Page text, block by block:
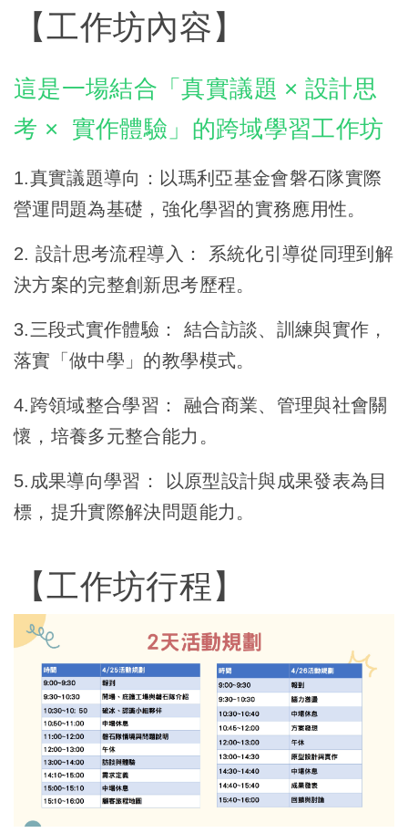
【工作坊內容】
這是一場結合「真實議題 × 設計思
考 × 實作體驗」的跨域學習工作坊
1.真實議題導向：以瑪利亞基金會磐石隊實際
營運問題為基礎，強化學習的實務應用性。
2. 設計思考流程導入： 系統化引導從同理到解
決方案的完整創新思考歷程。
3.三段式實作體驗： 結合訪談、訓練與實作，
落實「做中學」的教學模式。
4.跨領域整合學習： 融合商業、管理與社會關
懷，培養多元整合能力。
5.成果導向學習： 以原型設計與成果發表為目
標，提升實際解決問題能力。
【工作坊行程】